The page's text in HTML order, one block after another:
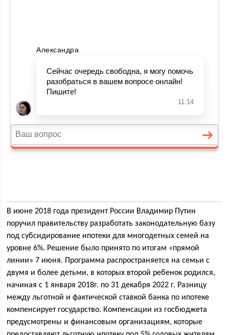
В июне 2018 года президент России Владимир Путин
поручил правительству разработать законодательную базу
под субсидирование ипотеки для многодетных семей на
уровне 6%. Решение было принято по итогам «прямой
линии» 7 июня. Программа распространяется на семьи с
двумя и более детьми, в которых второй ребенок родился,
начиная с 1 января 2018г. по 31 декабря 2022 г. Разницу
между льготной и фактической ставкой банка по ипотеке
компенсирует государство. Компенсации из госбюджета
предусмотрены и финансовым организациям, которые